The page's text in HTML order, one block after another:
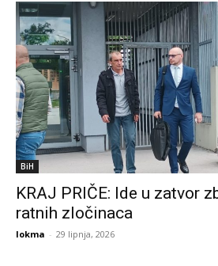
BiH
KRAJ PRIČE: Ide u zatvor
ratnih zločinaca
lokma - 29 lipnja, 2026